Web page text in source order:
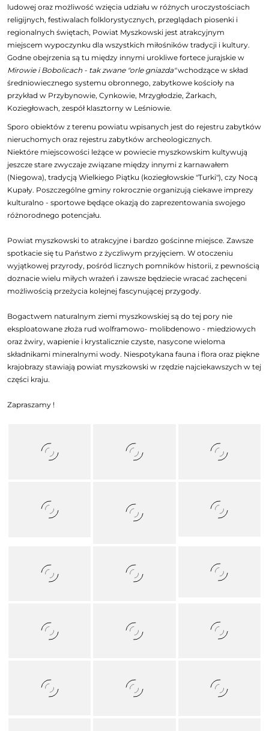
ludowej oraz możliwość wzięcia udziału w różnych uroczystościach
religijnych, festiwalach folklorystycznych, przeglądach piosenki i
regionalnych świętach, Powiat Myszkowski jest atrakcyjnym
miejscem wypoczynku dla wszystkich miłośników tradycji i kultury.
Godne obejrzenia są tu między innymi urokliwe fortece jurajskie w
Mirowie i Bobolicach - tak zwane "orle gniazda"wchodzące w skład
średniowiecznego systemu obronnego, zabytkowe kościoły na
przykład w Przybynowie, Cynkowie, Mrzygłodzie, Żarkach,
Koziegłowach, zespół klasztorny w Leśniowie.
Sporo obiektów z terenu powiatu wpisanych jest do rejestru zabytków
nieruchomych oraz rejestru zabytków archeologicznych.
Niektóre miejscowości leżące w powiecie myszkowskim kultywują
jeszcze stare zwyczaje związane między innymi z karnawałem
(Niegowa), tradycją Wielkiego Piątku (koziegłowskie "Turki"), czy Nocą
Kupały. Poszczególne gminy rokrocznie organizują ciekawe imprezy
kulturalno - sportowe będące okazją do zaprezentowania swojego
różnorodnego potencjału.
Powiat myszkowski to atrakcyjne i bardzo gościnne miejsce. Zawsze
spotkacie się tu Państwo z życzliwym przyjęciem. W otoczeniu
wyjątkowej przyrody, pośród licznych pomników historii, z pewnością
doznacie wielu miłych wrażeń i zawsze będziecie wracać zachęceni
możliwością przeżycia kolejnej fascynującej przygody.
Bogactwem naturalnym ziemi myszkowskiej są do tej pory nie
eksploatowane złoża rud wolframowo- molibdenowo - miedziowych
oraz żwiry, wapienie i krystalicznie czyste, nasycone wieloma
składnikami mineralnymi wody. Niespotykana fauna i flora oraz piękne
krajobrazy stawiają powiat myszkowski w rzędzie najciekawszych w tej
części kraju.
Zapraszamy !